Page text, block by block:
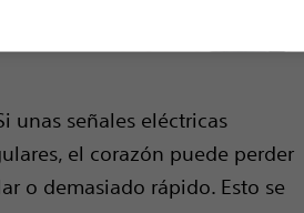
unas señales eléctricas
el corazón puede perder
o demasiado rápido. Esto se